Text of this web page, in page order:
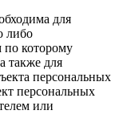
для
либо
по которому
также для
персональных
персональных
или